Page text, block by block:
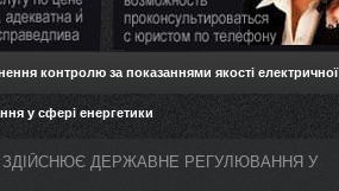
контролю за показаннями якості електричної
у сфері енергетики
ЗДІЙСНЮЄ ДЕРЖАВНЕ РЕГУЛЮВАННЯ У